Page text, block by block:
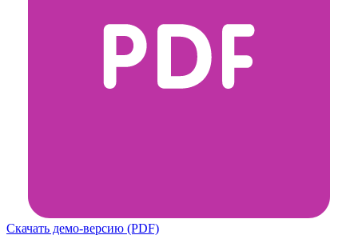
Скачать демо-версию (PDF)